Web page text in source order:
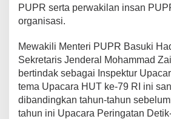
PUPR serta perwakilan insan
organisasi.
Mewakili Menteri PUPR Basuki
Sekretaris Jenderal Mohammad
bertindak sebagai Inspektur
tema Upacara HUT ke-79 RI ini
dibandingkan tahun-tahun
tahun ini Upacara Peringatan